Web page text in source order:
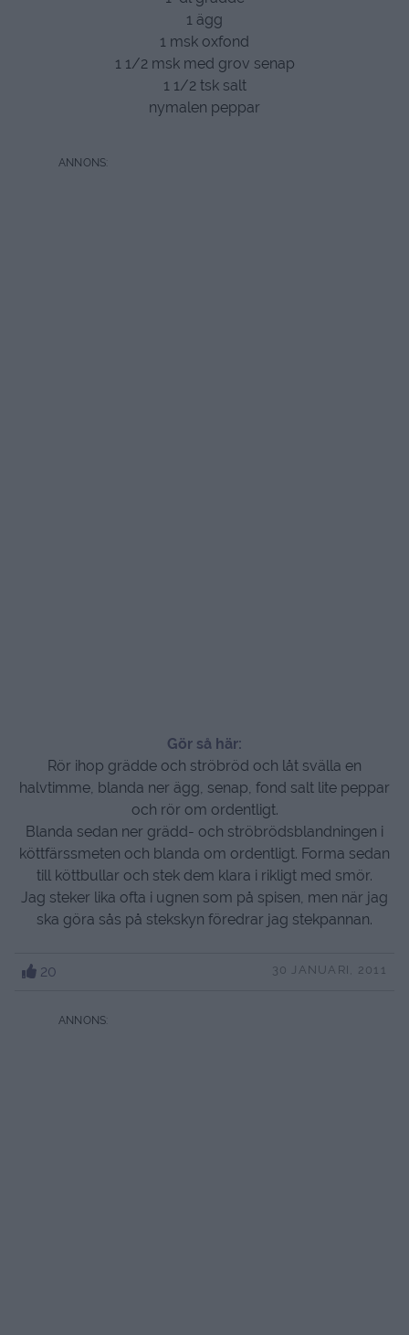
1 ägg
1 msk oxfond
1 1/2 msk med grov senap
1 1/2 tsk salt
nymalen peppar
Gör så här:
Rör ihop grädde och ströbröd och låt svälla en
halvtimme, blanda ner ägg, senap, fond salt lite peppar
och rör om ordentligt.
Blanda sedan ner grädd- och ströbrödsblandningen i
köttfärssmeten och blanda om ordentligt. Forma sedan
till köttbullar och stek dem klara i rikligt med smör.
Jag steker lika ofta i ugnen som på spisen, men när jag
ska göra sås på stekskyn föredrar jag stekpannan.
20 30 JANUARI, 2011